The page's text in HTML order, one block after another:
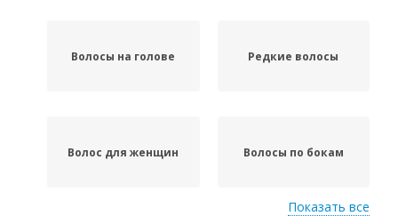
Волосы на голове Редкие волосы
Волос для женщин Волосы по бокам
Показать все